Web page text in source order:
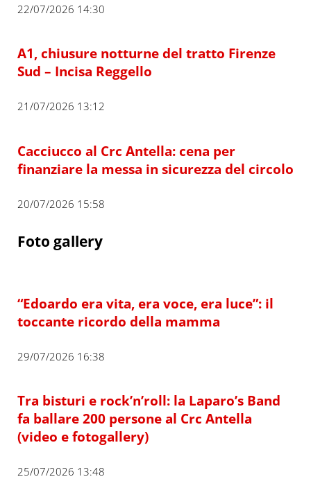
22/07/2026 14:30
A1, chiusure notturne del tratto Firenze
Sud – Incisa Reggello
21/07/2026 13:12
Cacciucco al Crc Antella: cena per
finanziare la messa in sicurezza del circolo
20/07/2026 15:58
Foto gallery
“Edoardo era vita, era voce, era luce”: il
toccante ricordo della mamma
29/07/2026 16:38
Tra bisturi e rock’n’roll: la Laparo’s Band
fa ballare 200 persone al Crc Antella
(video e fotogallery)
25/07/2026 13:48